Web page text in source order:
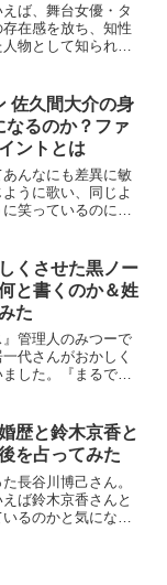
ば、舞台女優・タ
在感を放ち、知性
物として知られて
」「職業は？」
いった...
佐久間大介の身
なるのか？ファ
ントとは
んなにも差異に敏
うに歌い、同じよ
笑っているのに、
介という人は、そん
くさせた黒ノー
と書くのか＆姓
た
』管理人のみつーで
代さんがおかしく
した。『まるで総
ことなのか、調べ
栄一...
歴と鈴木京香と
を占ってみた
長谷川博己さん。
ば鈴木京香さんと
るのかと気になっ